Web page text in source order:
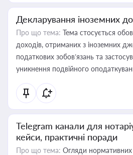
Декларування іноземних
Про що тема: Тема стосується
доходів, отриманих з іноземних
податкових зобов’язань та
уникнення подвійного
Telegram канали для
кейси, практичні поради
Про що тема: Огляди нормативних